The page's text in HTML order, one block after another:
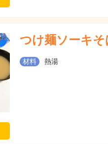
つけ麺ソーキそ
材料 熱湯